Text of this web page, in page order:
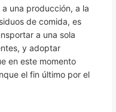
una producción, a la
de comida, es
a una sola
y adoptar
en este momento
el fin último por el